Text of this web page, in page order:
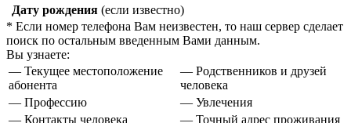
Дату рождения (если известно)
* Если номер телефона Вам неизвестен, то наш сервер сделает
поиск по остальным введенным Вами данным.
Вы узнаете:
— Текущее местоположение
абонента
— Родственников и друзей
человека
— Профессию
— Увлечения
— Контакты человека
— Точный адрес проживания